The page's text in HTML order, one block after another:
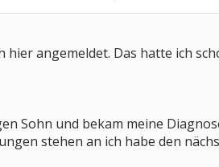
hier angemeldet. Das hatte ich
Sohn und bekam meine
stehen an ich habe den